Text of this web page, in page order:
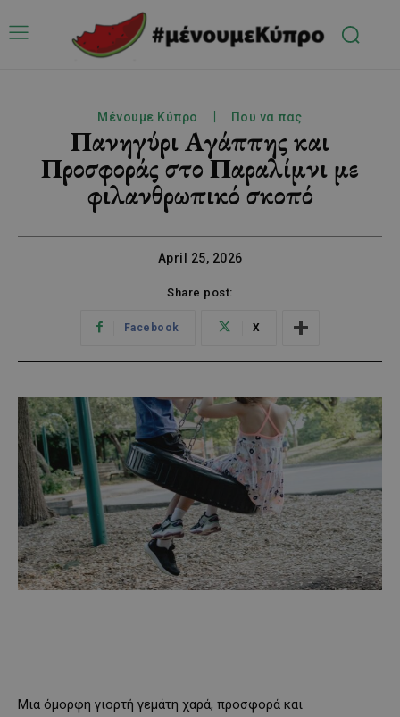
Μένουμε Κύπρο Που να πας
Πανηγύρι Αγάππης και
Προσφοράς στο Παραλίμνι με
φιλανθρωπικό σκοπό
April 25, 2026
Share post:
Facebook X
Μια όμορφη γιορτή γεμάτη χαρά, προσφορά και